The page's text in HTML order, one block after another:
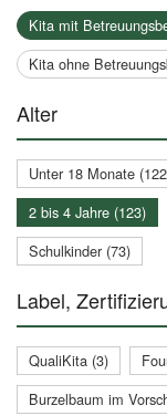
Kita mit
Kita ohne
Alter
Unter 18 Monate
2 bis 4 Jahre (123)
Schulkinder (73)
Label,
QualiKita (3)
Burzelbaum im